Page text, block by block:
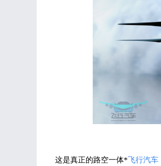
这是真正的路空一体*飞行汽车